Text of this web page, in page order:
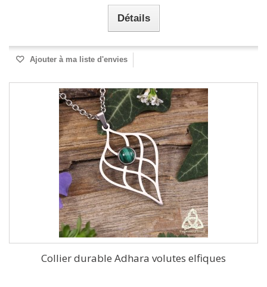
Détails
Ajouter à ma liste d'envies
Collier durable Adhara volutes elfiques